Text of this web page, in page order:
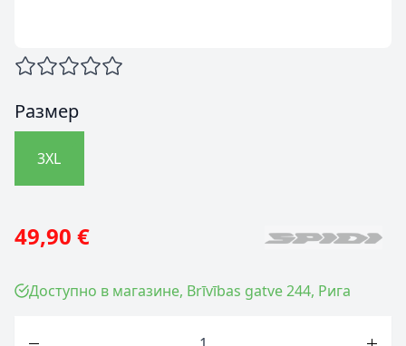
Размер
3XL
49,90 €
Доступно в магазине, Brīvības gatve 244, Рига